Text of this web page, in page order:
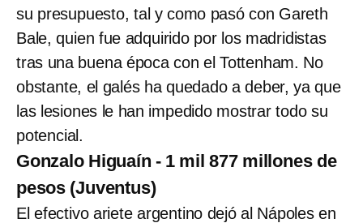
su presupuesto, tal y como pasó con Gareth
Bale, quien fue adquirido por los madridistas
tras una buena época con el Tottenham. No
obstante, el galés ha quedado a deber, ya que
las lesiones le han impedido mostrar todo su
potencial.
Gonzalo Higuaín - 1 mil 877 millones de
pesos (Juventus)
El efectivo ariete argentino dejó al Nápoles en